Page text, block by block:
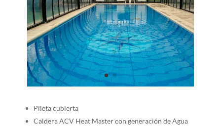
Pileta cubierta
Caldera ACV Heat Master con generación de Agua